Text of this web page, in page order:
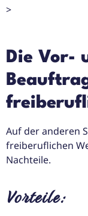
>
Die Vor-
Auf der anderen
freiberuflichen
Nachteile.
Vorteile: